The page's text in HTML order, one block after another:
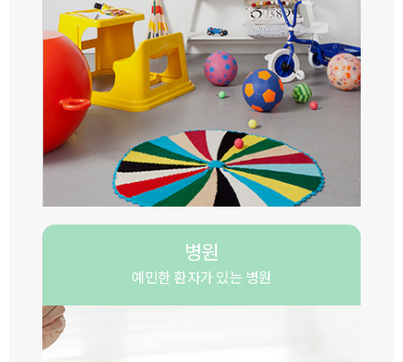
병원
예민한 환자가 있는 병원